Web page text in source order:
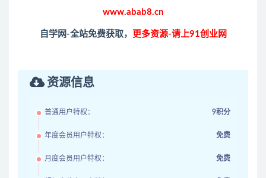
www.abab8.cn
自学网-全站免费获取， 更多资源-请上91创业网
资源信息
普通用户特权： 9积分
年度会员用户特权： 免费
月度会员用户特权： 免费